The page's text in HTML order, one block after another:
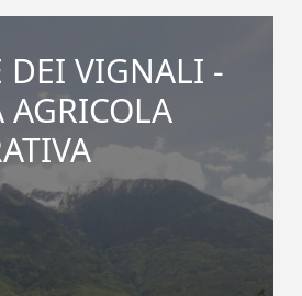
DEI VIGNALI -
AGRICOLA